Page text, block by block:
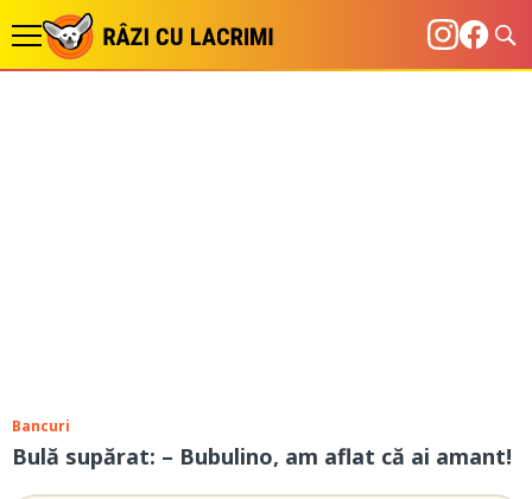
Bancuri
Bulă supărat: – Bubulino, am aflat că ai amant!